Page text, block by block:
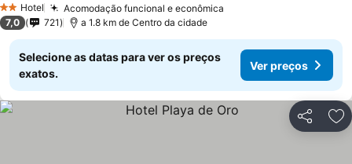
2 Estrelas
Hotel Acomodação funcional e econômica
7,0 721 a 1.8 km de Centro da cidade
Selecione as datas para ver os preços
exatos.
Ver preços
Partilhar